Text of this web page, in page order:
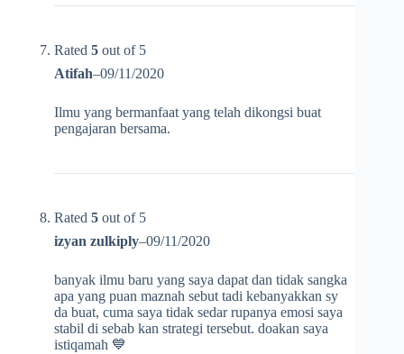
Rated 5 out of 5
Atifah–09/11/2020
Ilmu yang bermanfaat yang telah dikongsi buat
pengajaran bersama.
Rated 5 out of 5
izyan zulkiply–09/11/2020
banyak ilmu baru yang saya dapat dan tidak sangka
apa yang puan maznah sebut tadi kebanyakkan sy
da buat, cuma saya tidak sedar rupanya emosi saya
stabil di sebab kan strategi tersebut. doakan saya
istiqamah 💙